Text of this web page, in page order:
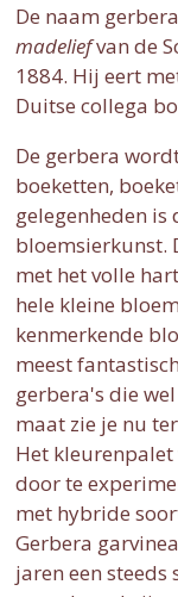
De naam
madeliefvan de
1884. Hij eert
Duitse collega
De gerbera
boeketten,
gelegenheden is
bloemsierkunst.
met het volle
hele kleine
kenmerkende
meest
gerbera's die
maat zie je nu
Het
door te
met hybride
Gerbera
jaren een steeds